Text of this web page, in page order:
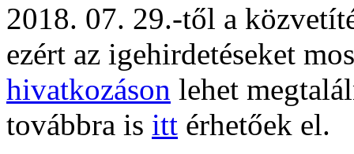
2018. 07. 29.-től a
ezért az igehirdetéseket
hivatkozáson lehet
továbbra is itt érhetőek el.